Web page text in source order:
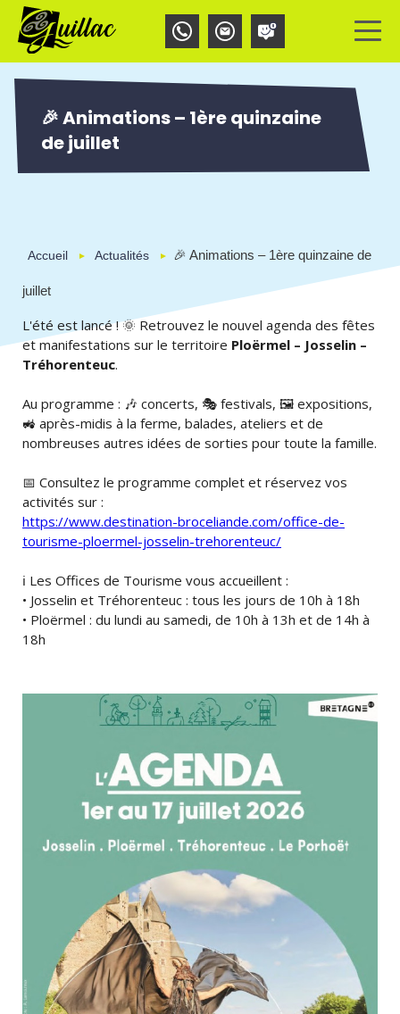
Aller
contenu
principal
🎉 Animations – 1ère quinzaine
de juillet
Accueil Actualités 🎉 Animations – 1ère quinzaine de
juillet
L'été est lancé ! 🌞 Retrouvez le nouvel agenda des fêtes
et manifestations sur le territoire Ploërmel – Josselin –
Tréhorenteuc.
Au programme : 🎶 concerts, 🎭 festivals, 🖼️ expositions,
🚜 après-midis à la ferme, balades, ateliers et de
nombreuses autres idées de sorties pour toute la famille.
📅 Consultez le programme complet et réservez vos
activités sur :
https://www.destination-broceliande.com/office-de-
tourisme-ploermel-josselin-trehorenteuc/
ℹ️ Les Offices de Tourisme vous accueillent :
• Josselin et Tréhorenteuc : tous les jours de 10h à 18h
• Ploërmel : du lundi au samedi, de 10h à 13h et de 14h à
18h
Panneau de gestion des cookies